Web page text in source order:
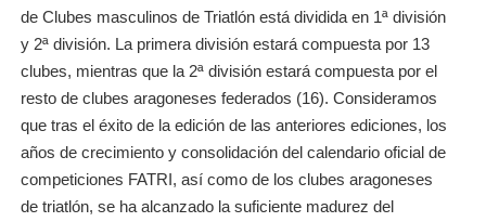
de Clubes masculinos de Triatlón está dividida en 1ª división
y 2ª división. La primera división estará compuesta por 13
clubes, mientras que la 2ª división estará compuesta por el
resto de clubes aragoneses federados (16). Consideramos
que tras el éxito de la edición de las anteriores ediciones, los
años de crecimiento y consolidación del calendario oficial de
competiciones FATRI, así como de los clubes aragoneses
de triatlón, se ha alcanzado la suficiente madurez del